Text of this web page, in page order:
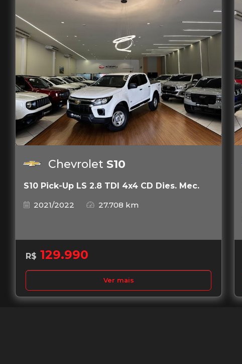
Chevrolet S10
S10 Pick-Up LS 2.8 TDI 4x4 CD Dies. Mec.
2021/2022
27.708 km
R$ 129.990
Ver mais